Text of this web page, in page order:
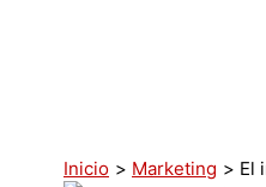
Inicio Marketing El